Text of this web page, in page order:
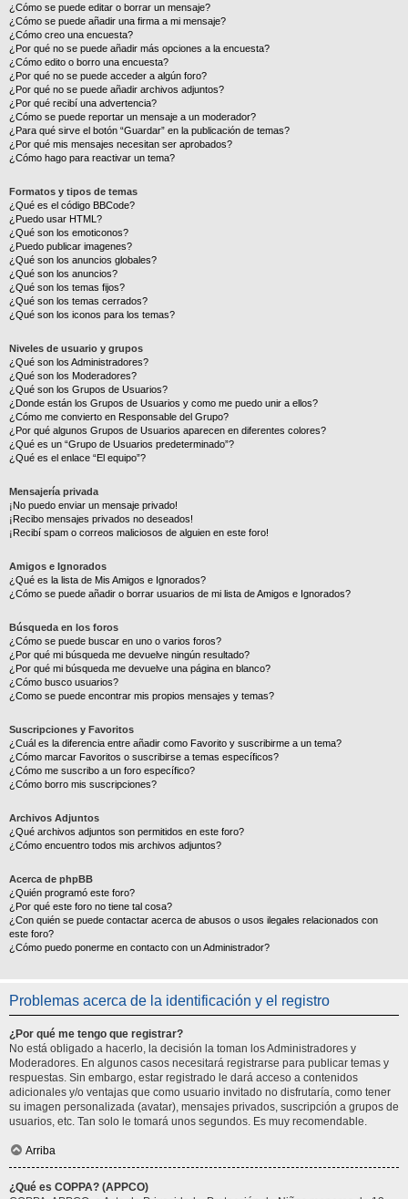
¿Cómo se puede editar o borrar un mensaje?
¿Cómo se puede añadir una firma a mi mensaje?
¿Cómo creo una encuesta?
¿Por qué no se puede añadir más opciones a la encuesta?
¿Cómo edito o borro una encuesta?
¿Por qué no se puede acceder a algún foro?
¿Por qué no se puede añadir archivos adjuntos?
¿Por qué recibí una advertencia?
¿Cómo se puede reportar un mensaje a un moderador?
¿Para qué sirve el botón “Guardar” en la publicación de temas?
¿Por qué mis mensajes necesitan ser aprobados?
¿Cómo hago para reactivar un tema?
Formatos y tipos de temas
¿Qué es el código BBCode?
¿Puedo usar HTML?
¿Qué son los emoticonos?
¿Puedo publicar imagenes?
¿Qué son los anuncios globales?
¿Qué son los anuncios?
¿Qué son los temas fijos?
¿Qué son los temas cerrados?
¿Qué son los iconos para los temas?
Niveles de usuario y grupos
¿Qué son los Administradores?
¿Qué son los Moderadores?
¿Qué son los Grupos de Usuarios?
¿Donde están los Grupos de Usuarios y como me puedo unir a ellos?
¿Cómo me convierto en Responsable del Grupo?
¿Por qué algunos Grupos de Usuarios aparecen en diferentes colores?
¿Qué es un “Grupo de Usuarios predeterminado”?
¿Qué es el enlace “El equipo”?
Mensajería privada
¡No puedo enviar un mensaje privado!
¡Recibo mensajes privados no deseados!
¡Recibí spam o correos maliciosos de alguien en este foro!
Amigos e Ignorados
¿Qué es la lista de Mis Amigos e Ignorados?
¿Cómo se puede añadir o borrar usuarios de mi lista de Amigos e Ignorados?
Búsqueda en los foros
¿Cómo se puede buscar en uno o varios foros?
¿Por qué mi búsqueda me devuelve ningún resultado?
¿Por qué mi búsqueda me devuelve una página en blanco?
¿Cómo busco usuarios?
¿Como se puede encontrar mis propios mensajes y temas?
Suscripciones y Favoritos
¿Cuál es la diferencia entre añadir como Favorito y suscribirme a un tema?
¿Cómo marcar Favoritos o suscribirse a temas específicos?
¿Cómo me suscribo a un foro específico?
¿Cómo borro mis suscripciones?
Archivos Adjuntos
¿Qué archivos adjuntos son permitidos en este foro?
¿Cómo encuentro todos mis archivos adjuntos?
Acerca de phpBB
¿Quién programó este foro?
¿Por qué este foro no tiene tal cosa?
¿Con quién se puede contactar acerca de abusos o usos ilegales relacionados con
este foro?
¿Cómo puedo ponerme en contacto con un Administrador?
Problemas acerca de la identificación y el registro
¿Por qué me tengo que registrar?
No está obligado a hacerlo, la decisión la toman los Administradores y
Moderadores. En algunos casos necesitará registrarse para publicar temas y
respuestas. Sin embargo, estar registrado le dará acceso a contenidos
adicionales y/o ventajas que como usuario invitado no disfrutaría, como tener
su imagen personalizada (avatar), mensajes privados, suscripción a grupos de
usuarios, etc. Tan solo le tomará unos segundos. Es muy recomendable.
Arriba
¿Qué es COPPA? (APPCO)